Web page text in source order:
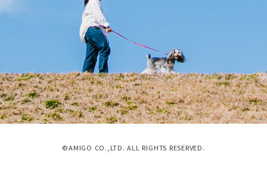
©AMIGO CO.,LTD. ALL RIGHTS RESERVED.